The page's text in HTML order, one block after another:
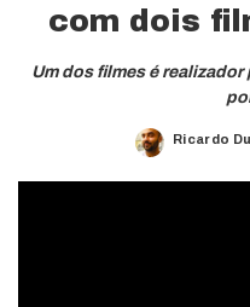
com dois
Um dos filmes é
Posted
Ricardo